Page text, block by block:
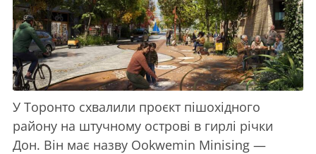
У Торонто схвалили проєкт пішохідного
району на штучному острові в гирлі річки
Дон. Він має назву Ookwemin Minising —